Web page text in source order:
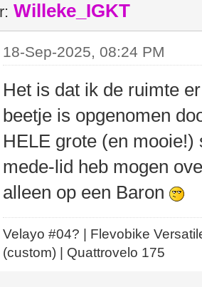
Willeke_IGKT
18-Sep-2025, 08:24 PM
Het is dat ik de ruimte
beetje is opgenomen
HELE grote (en
mede-lid heb mogen
alleen op een Baron
Velayo #04? | Flevobike
(custom) | Quattrovelo 175